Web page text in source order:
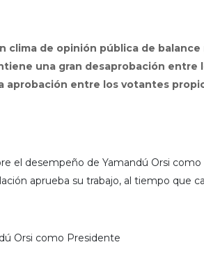
clima de opinión pública de
una gran desaprobación entre
aprobación entre los votantes
el desempeño de Yamandú Orsi
aprueba su trabajo, al tiempo que
Orsi como Presidente